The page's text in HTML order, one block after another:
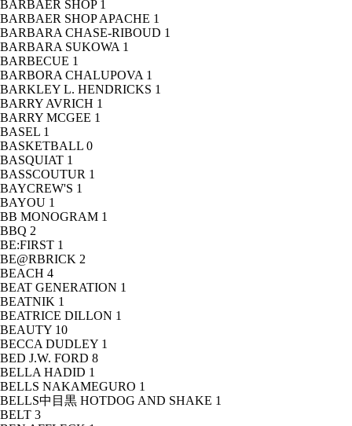
BARBAER SHOP 1
BARBAER SHOP APACHE 1
BARBARA CHASE-RIBOUD 1
BARBARA SUKOWA 1
BARBECUE 1
BARBORA CHALUPOVA 1
BARKLEY L. HENDRICKS 1
BARRY AVRICH 1
BARRY MCGEE 1
BASEL 1
BASKETBALL 0
BASQUIAT 1
BASSCOUTUR 1
BAYCREW'S 1
BAYOU 1
BB MONOGRAM 1
BBQ 2
BE:FIRST 1
BE@RBRICK 2
BEACH 4
BEAT GENERATION 1
BEATNIK 1
BEATRICE DILLON 1
BEAUTY 10
BECCA DUDLEY 1
BED J.W. FORD 8
BELLA HADID 1
BELLS NAKAMEGURO 1
BELLS中目黒 HOTDOG AND SHAKE 1
BELT 3